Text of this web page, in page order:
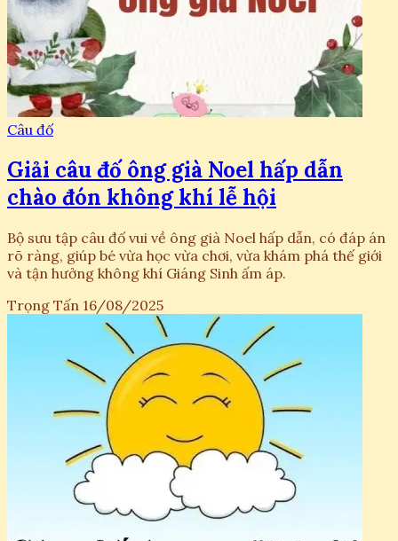
Câu đố
Giải câu đố ông già Noel hấp dẫn
chào đón không khí lễ hội
Bộ sưu tập câu đố vui về ông già Noel hấp dẫn, có đáp án
rõ ràng, giúp bé vừa học vừa chơi, vừa khám phá thế giới
và tận hưởng không khí Giáng Sinh ấm áp.
Trọng Tấn 16/08/2025